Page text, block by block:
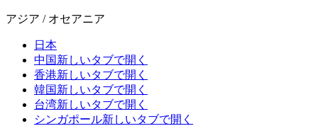
アジア / オセアニア
日本
中国新しいタブで開く
香港新しいタブで開く
韓国新しいタブで開く
台湾新しいタブで開く
シンガポール新しいタブで開く